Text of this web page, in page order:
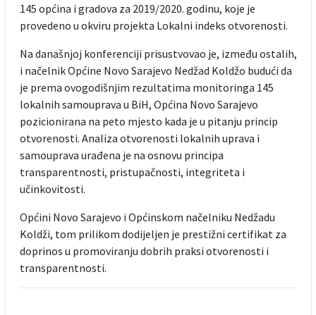
145 općina i gradova za 2019/2020. godinu, koje je
provedeno u okviru projekta Lokalni indeks otvorenosti.
Na današnjoj konferenciji prisustvovao je, između ostalih,
i načelnik Općine Novo Sarajevo Nedžad Koldžo budući da
je prema ovogodišnjim rezultatima monitoringa 145
lokalnih samouprava u BiH, Općina Novo Sarajevo
pozicionirana na peto mjesto kada je u pitanju princip
otvorenosti. Analiza otvorenosti lokalnih uprava i
samouprava urađena je na osnovu principa
transparentnosti, pristupačnosti, integriteta i
učinkovitosti.
Općini Novo Sarajevo i Općinskom načelniku Nedžadu
Koldži, tom prilikom dodijeljen je prestižni certifikat za
doprinos u promoviranju dobrih praksi otvorenosti i
transparentnosti.